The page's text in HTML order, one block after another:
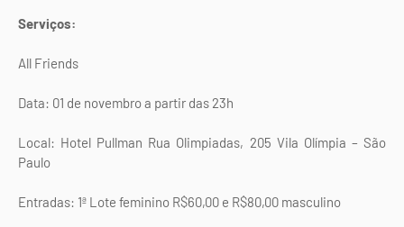
Serviços:
All Friends
Data: 01 de novembro a partir das 23h
Local: Hotel Pullman Rua Olimpiadas, 205 Vila Olímpia – São
Paulo
Entradas: 1ª Lote feminino R$60,00 e R$80,00 masculino